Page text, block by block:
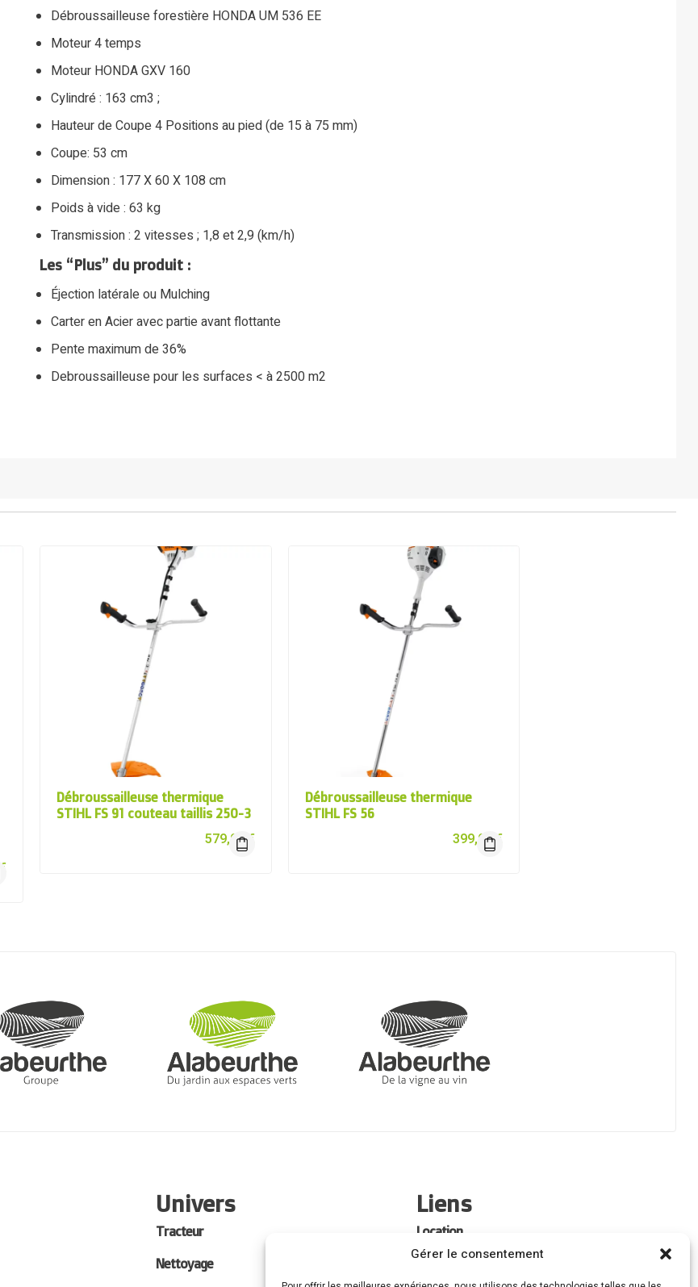
Gérer le consentement
Débroussailleuse forestière HONDA UM 536 EE
Moteur 4 temps
Moteur HONDA GXV 160
Cylindré : 163 cm3 ;
Hauteur de Coupe 4 Positions au pied (de 15 à 75 mm)
Coupe: 53 cm
Dimension : 177 X 60 X 108 cm
Poids à vide : 63 kg
Transmission : 2 vitesses ; 1,8 et 2,9 (km/h)
Les “Plus” du produit :
Éjection latérale ou Mulching
Carter en Acier avec partie avant flottante
Pente maximum de 36%
Debroussailleuse pour les surfaces < à 2500 m2
€
Débroussailleuse thermique
STIHL FS 91 couteau taillis 250-3
579,00€
Débroussailleuse thermique
STIHL FS 56
399,00€
Univers
Tracteur
Nettoyage
Liens
Location
Forfaits Entretien